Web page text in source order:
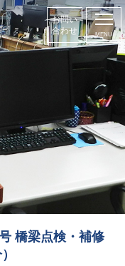
お問い
合わせ
橋梁点検・補修